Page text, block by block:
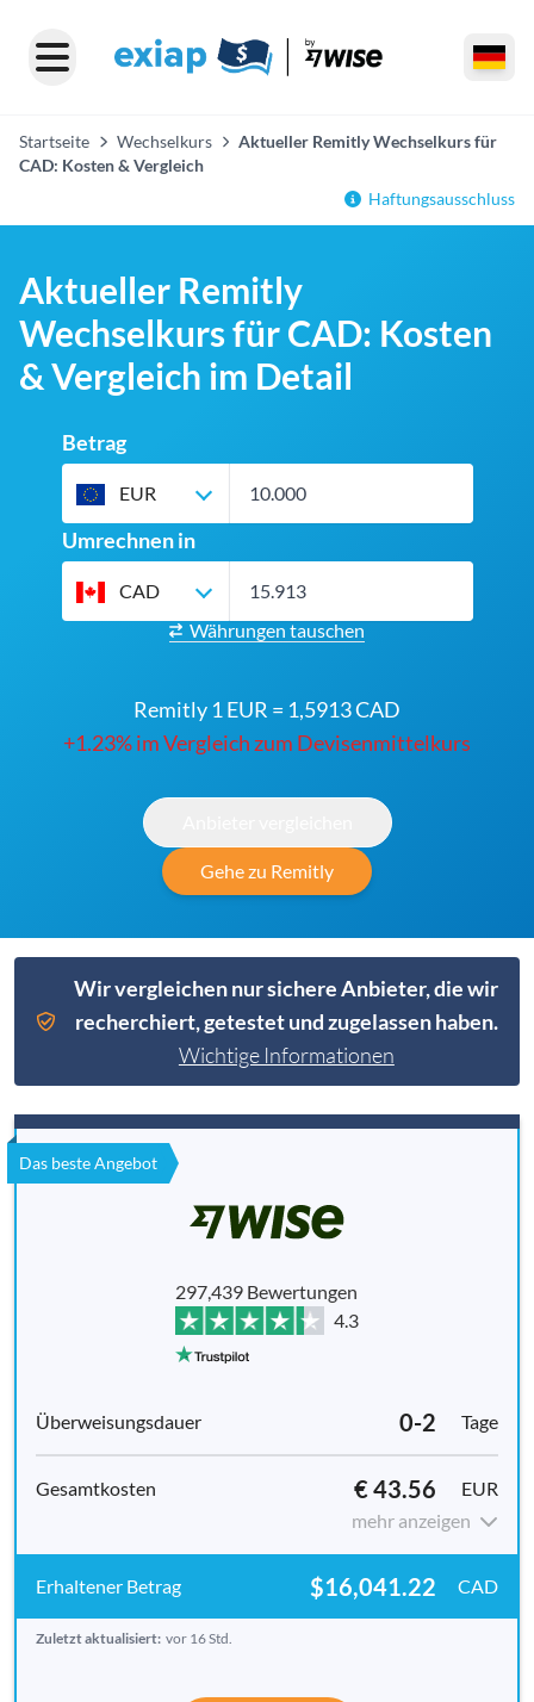
Startseite Wechselkurs
Aktueller Remitly Wechselkurs für
CAD: Kosten & Vergleich
Haftungsausschluss
Aktueller Remitly
Wechselkurs für CAD: Kosten
& Vergleich im Detail
Betrag
EUR
Umrechnen in
CAD
Währungen tauschen
Remitly 1 EUR = 1,5913 CAD
+1.23% im Vergleich zum Devisenmittelkurs
Gehe zu Remitly
Wir vergleichen nur sichere Anbieter, die wir
recherchiert, getestet und zugelassen haben.
Wichtige Informationen
Das beste Angebot
297,439 Bewertungen
4.3
0-2 Tage
€ 43.56
EUR
mehr anzeigen
$16,041.22 CAD
Zuletzt aktualisiert: vor 16 Std.